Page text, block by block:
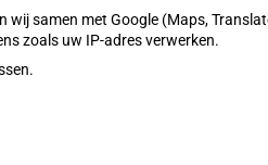
samen met Google (Maps,
zoals uw IP-adres verwerken.